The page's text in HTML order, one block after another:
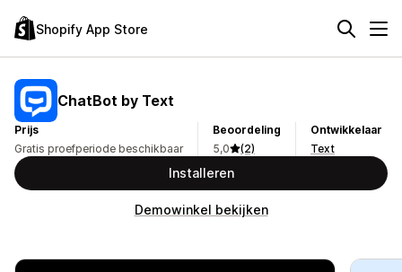
Shopify App Store
ChatBot by Text
Prijs
Gratis proefperiode beschikbaar
Beoordeling
5,0
(2)
Ontwikkelaar
Text
Installeren
Demowinkel bekijken